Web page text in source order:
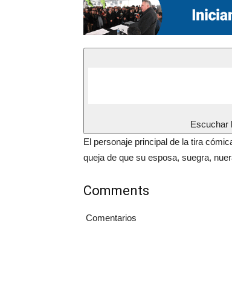
Escuchar
El personaje principal de la tira
queja de que su esposa, suegra,
Comments
Comentarios